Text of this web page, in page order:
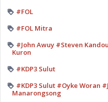
#FOL
#FOL Mitra
#John Awuy #Steven
Kuron
#KDP3 Sulut
#KDP3 Sulut #Oyke Woran
Manarongsong